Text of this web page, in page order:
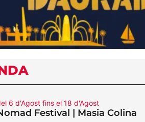
6 d'Agost fins el 18 d'Agost
Festival | Masia Colina